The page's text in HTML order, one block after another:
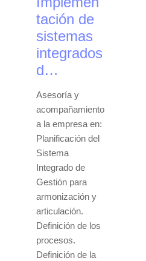
tación de
sistemas
integrados
d…
Asesoría y
acompañamiento
a la empresa en:
Planificación del
Sistema
Integrado de
Gestión para
armonización y
articulación.
Definición de los
procesos.
Definición de la